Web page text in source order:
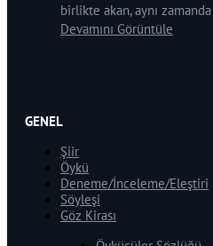
birlikte akan, aynı
Devamını Görüntüle
GENEL
Şiir
Öykü
Deneme/İnceleme/Eleştiri
Söyleşi
Göz Kirası